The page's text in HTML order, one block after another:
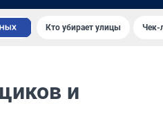
Кто убирает улицы Чек-
и